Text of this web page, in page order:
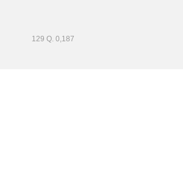
129 Q. 0,187